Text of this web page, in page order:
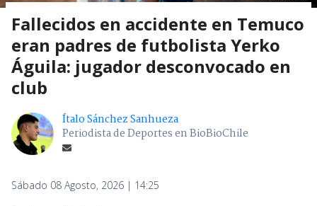
Fallecidos en accidente en Temuco
eran padres de futbolista Yerko
Águila: jugador desconvocado en
club
Ítalo Sánchez Sanhueza
Periodista de Deportes en BioBioChile
Sábado 08 Agosto, 2026 | 14:25